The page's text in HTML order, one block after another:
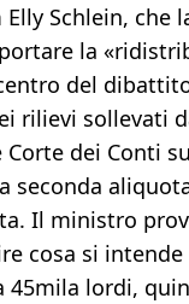
Schlein, che
la
del
rilievi sollevati
Corte dei Conti
seconda
Il ministro
cosa si
45mila lordi,